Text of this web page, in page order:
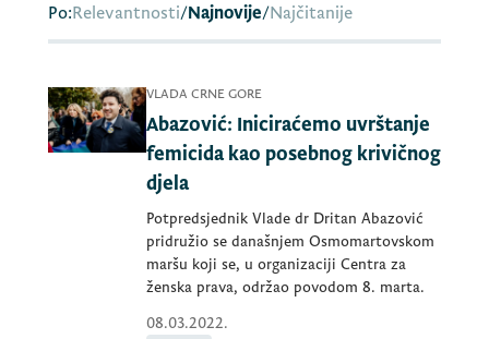
Po:Relevantnosti/Najnovije/Najčitanije
VLADA CRNE GORE
Abazović: Iniciraćemo uvrštanje
femicida kao posebnog krivičnog
djela
Potpredsjednik Vlade dr Dritan Abazović
pridružio se današnjem Osmomartovskom
maršu koji se, u organizaciji Centra za
ženska prava, održao povodom 8. marta.
08.03.2022.